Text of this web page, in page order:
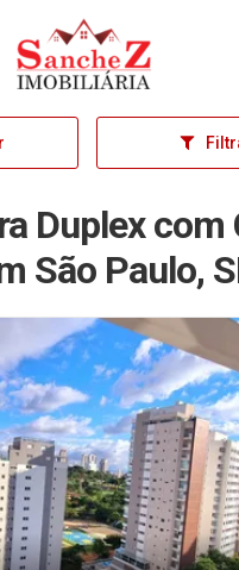
Página inicial
Duplex com
São Paulo,